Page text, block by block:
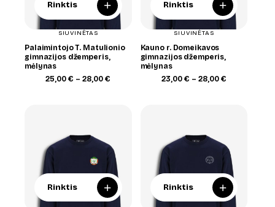
Rinktis +
SIUVINĖTAS
Palaimintojo T. Matulionio
gimnazijos džemperis,
mėlynas
25,00€ – 28,00€
Rinktis +
SIUVINĖTAS
Kauno r. Domeikavos
gimnazijos džemperis,
mėlynas
23,00 € – 28,00 €Price
Rinktis + Rinktis +